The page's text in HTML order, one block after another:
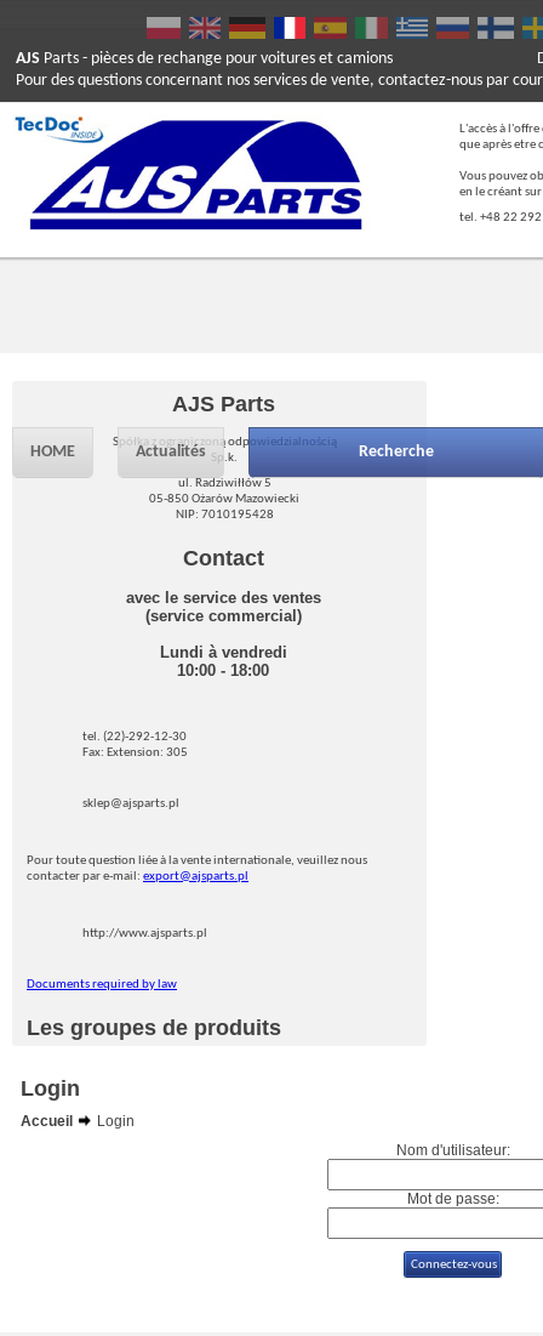
AJS Parts - pièces de rechange pour voitures et camions
Pour des questions concernant nos services de vente, contactez-nous par
L'accès à
que après etre
Vous pouvez
en le créant
tel. +48 22
HOME Actualités Recherche
AJS Parts
Spółka z ograniczoną odpowiedzialnością
Sp.k.
ul. Radziwiłłów 5
05-850 Ożarów Mazowiecki
NIP: 7010195428
Contact
avec le service des ventes
(service commercial)
Lundi à vendredi
10:00 - 18:00
tel. (22)-292-12-30
Fax: Extension: 305
sklep@ajsparts.pl
Pour toute question liée à la vente internationale, veuillez nous
contacter par e-mail: export@ajsparts.pl
http://www.ajsparts.pl
Documents required by law
Les groupes de produits
Login
Accueil
Login
Nom d'utilisateur:
Mot de passe: